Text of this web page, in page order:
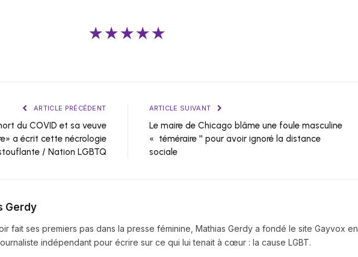
★★★★★
ARTICLE PRÉCÉDENT
du COVID et sa veuve
a écrit cette nécrologie
/ Nation LGBTQ
ARTICLE SUIVANT
Le maire de Chicago blâme une foule masculine
« téméraire '' pour avoir ignoré la distance
sociale
Gerdy
fait ses premiers pas dans la presse féminine, Mathias Gerdy a fondé le site Gayvox en
indépendant pour écrire sur ce qui lui tenait à cœur : la cause LGBT.